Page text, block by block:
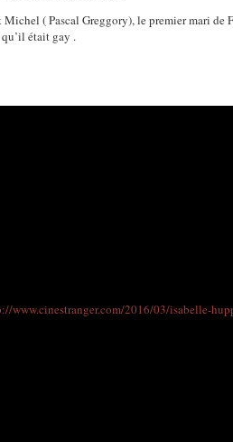
( Pascal Greggory), le premier mari de
qu’il était gay .